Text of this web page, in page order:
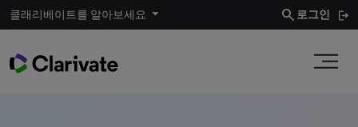
클래리베이트를 알아보세요 search 로그인